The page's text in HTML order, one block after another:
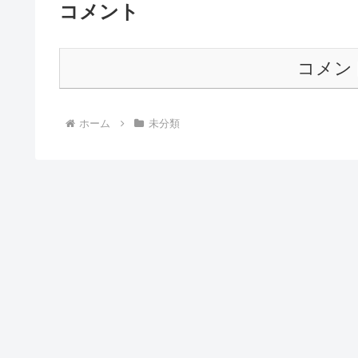
コメント
コメン
ホーム 未分類